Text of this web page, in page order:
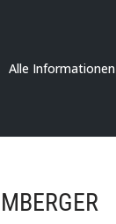
Alle Informationen